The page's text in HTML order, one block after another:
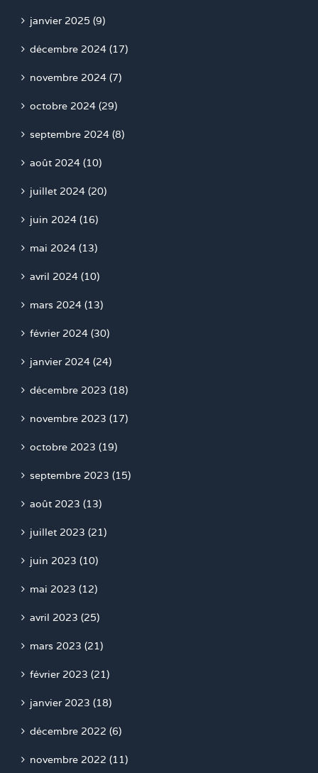
janvier 2025 (9)
décembre 2024 (17)
novembre 2024 (7)
octobre 2024 (29)
septembre 2024 (8)
août 2024 (10)
juillet 2024 (20)
juin 2024 (16)
mai 2024 (13)
avril 2024 (10)
mars 2024 (13)
février 2024 (30)
janvier 2024 (24)
décembre 2023 (18)
novembre 2023 (17)
octobre 2023 (19)
septembre 2023 (15)
août 2023 (13)
juillet 2023 (21)
juin 2023 (10)
mai 2023 (12)
avril 2023 (25)
mars 2023 (21)
février 2023 (21)
janvier 2023 (18)
décembre 2022 (6)
novembre 2022 (11)